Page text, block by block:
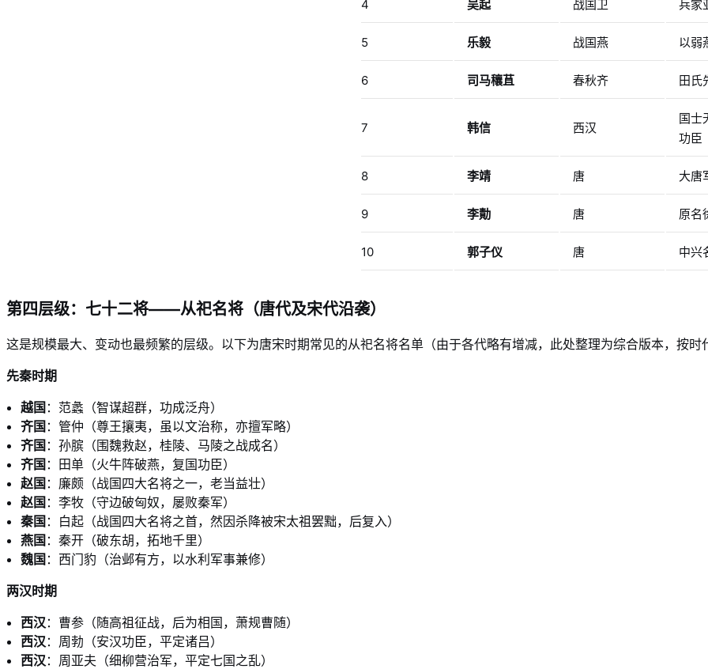
4 吴起 战国卫 兵家
5 乐毅 战国燕 以弱
6 司马穰苴 春秋齐 田氏
7 韩信 西汉
国士
功臣
8 李靖 唐 大唐
9 李勣 唐 原名
10 郭子仪 唐 中兴
第四层级：七十二将——从祀名将（唐代及宋代沿袭）
这是规模最大、变动也最频繁的层级。以下为唐宋时期常见的从祀名将名单（由于各代略有增减，此处整理为综合版本，按时
先秦时期
越国 ：范蠡（智谋超群，功成泛舟）
齐国 ：管仲（尊王攘夷，虽以文治称，亦擅军略）
齐国 ：孙膑（围魏救赵，桂陵、马陵之战成名）
齐国 ：田单（火牛阵破燕，复国功臣）
赵国 ：廉颇（战国四大名将之一，老当益壮）
赵国 ：李牧（守边破匈奴，屡败秦军）
秦国 ：白起（战国四大名将之首，然因杀降被宋太祖罢黜，后复入）
燕国 ：秦开（破东胡，拓地千里）
魏国 ：西门豹（治邺有方，以水利军事兼修）
两汉时期
西汉 ：曹参（随高祖征战，后为相国，萧规曹随）
西汉 ：周勃（安汉功臣，平定诸吕）
西汉 ：周亚夫（细柳营治军，平定七国之乱）